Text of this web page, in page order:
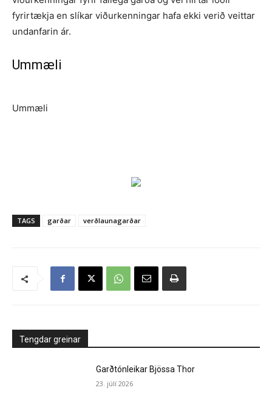
fyrirtækja en slíkar viðurkenningar hafa ekki verið veittar
undanfarin ár.
Ummæli
Ummæli
TAGS garðar verðlaunagarðar
Tengdar greinar
Garðtónleikar Bjössa Thor
23. júlí 2026